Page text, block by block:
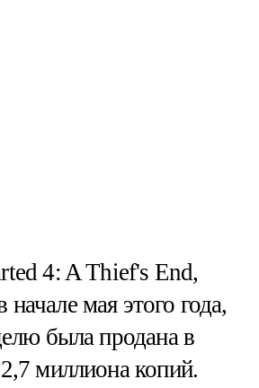
4: A Thief's End,
мая этого года,
была продана в
миллиона копий.